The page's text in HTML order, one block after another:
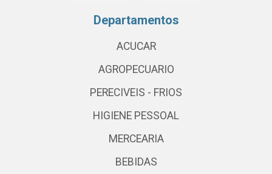
Departamentos
ACUCAR
AGROPECUARIO
PERECIVEIS - FRIOS
HIGIENE PESSOAL
MERCEARIA
BEBIDAS